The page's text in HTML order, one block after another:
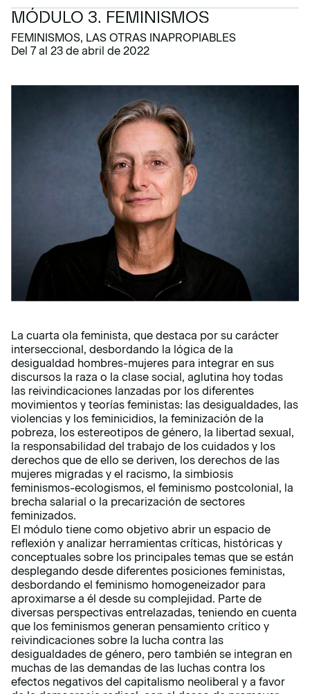
MÓDULO 3. FEMINISMOS
FEMINISMOS, LAS OTRAS INAPROPIABLES
Del 7 al 23 de abril de 2022
La cuarta ola feminista, que destaca por su carácter
interseccional, desbordando la lógica de la
desigualdad hombres-mujeres para integrar en sus
discursos la raza o la clase social, aglutina hoy todas
las reivindicaciones lanzadas por los diferentes
movimientos y teorías feministas: las desigualdades, las
violencias y los feminicidios, la feminización de la
pobreza, los estereotipos de género, la libertad sexual,
la responsabilidad del trabajo de los cuidados y los
derechos que de ello se deriven, los derechos de las
mujeres migradas y el racismo, la simbiosis
feminismos-ecologismos, el feminismo postcolonial, la
brecha salarial o la precarización de sectores
feminizados.
El módulo tiene como objetivo abrir un espacio de
reflexión y analizar herramientas críticas, históricas y
conceptuales sobre los principales temas que se están
desplegando desde diferentes posiciones feministas,
desbordando el feminismo homogeneizador para
aproximarse a él desde su complejidad. Parte de
diversas perspectivas entrelazadas, teniendo en cuenta
que los feminismos generan pensamiento crítico y
reivindicaciones sobre la lucha contra las
desigualdades de género, pero también se integran en
muchas de las demandas de las luchas contra los
efectos negativos del capitalismo neoliberal y a favor